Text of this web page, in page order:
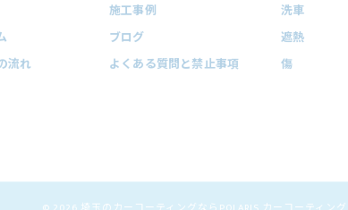
流れ
施工事例
ブログ
よくある質問と禁止事項
洗車
遮熱
傷